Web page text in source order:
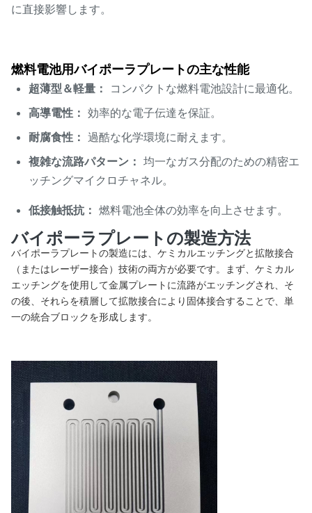
に直接影響します。
燃料電池用バイポーラプレートの主な性能
超薄型＆軽量：
コンパクトな燃料電池設計に最適化。
高導電性： 効率的な電子伝達を保証。
耐腐食性： 過酷な化学環境に耐えます。
複雑な流路パターン： 均一なガス分配のための精密エ
ッチングマイクロチャネル。
低接触抵抗： 燃料電池全体の効率を向上させます。
バイポーラプレートの製造方法
バイポーラプレートの製造には、ケミカルエッチングと拡散接合
（またはレーザー接合）技術の両方が必要です。まず、ケミカル
エッチングを使用して金属プレートに流路がエッチングされ、そ
の後、それらを積層して拡散接合により固体接合することで、単
一の統合ブロックを形成します。